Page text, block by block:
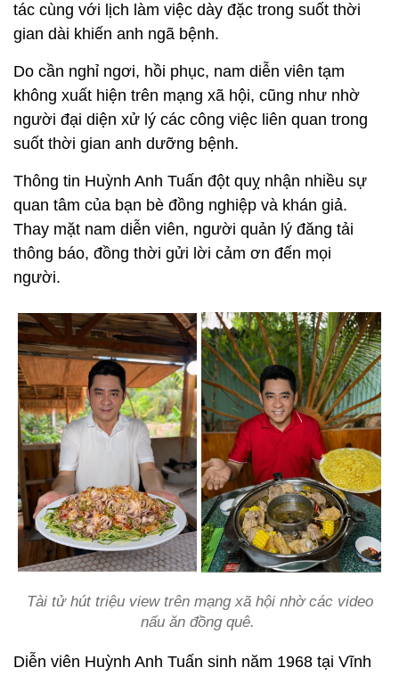
tác cùng với lịch làm việc dày đặc trong suốt thời
gian dài khiến anh ngã bệnh.
Do cần nghỉ ngơi, hồi phục, nam diễn viên tạm
không xuất hiện trên mạng xã hội, cũng như nhờ
người đại diện xử lý các công việc liên quan trong
suốt thời gian anh dưỡng bệnh.
Thông tin Huỳnh Anh Tuấn đột quỵ nhận nhiều sự
quan tâm của bạn bè đồng nghiệp và khán giả.
Thay mặt nam diễn viên, người quản lý đăng tải
thông báo, đồng thời gửi lời cảm ơn đến mọi
người.
Tài tử hút triệu view trên mạng xã hội nhờ các video
nấu ăn đồng quê.
Diễn viên Huỳnh Anh Tuấn sinh năm 1968 tại Vĩnh